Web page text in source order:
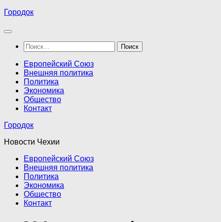
Перейти
содержимому
Городок
Найти:
Европейский Союз
Внешняя политика
Политика
Экономика
Общество
Контакт
Городок
Новости Чехии
Европейский Союз
Внешняя политика
Политика
Экономика
Общество
Контакт